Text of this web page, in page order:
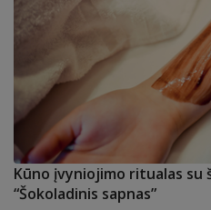
Kūno įvyniojimo ritualas su
“Šokoladinis sapnas”